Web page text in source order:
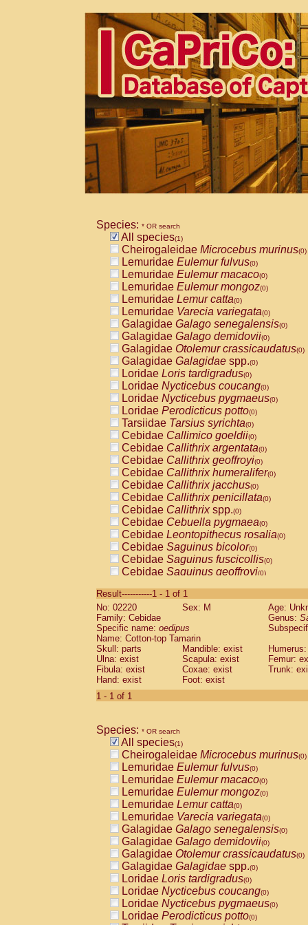
Species: * OR search
All species(1)
Cheirogaleidae Microcebus murinus(0)
Lemuridae Eulemur fulvus(0)
Lemuridae Eulemur macaco(0)
Lemuridae Eulemur mongoz(0)
Lemuridae Lemur catta(0)
Lemuridae Varecia variegata(0)
Galagidae Galago senegalensis(0)
Galagidae Galago demidovii(0)
Galagidae Otolemur crassicaudatus(0)
Galagidae Galagidae spp.(0)
Loridae Loris tardigradus(0)
Loridae Nycticebus coucang(0)
Loridae Nycticebus pygmaeus(0)
Loridae Perodicticus potto(0)
Tarsiidae Tarsius syrichta(0)
Cebidae Callimico goeldii(0)
Cebidae Callithrix argentata(0)
Cebidae Callithrix geoffroyi(0)
Cebidae Callithrix humeralifer(0)
Cebidae Callithrix jacchus(0)
Cebidae Callithrix penicillata(0)
Cebidae Callithrixspp.(0)
Cebidae Cebuella pygmaea(0)
Cebidae Leontopithecus rosalia(0)
Cebidae Saguinus bicolor(0)
Cebidae Saguinus fuscicollis(0)
Cebidae Saguinus geoffroyi(0)
CebidaeSaguinus labiatus(0)
Cebidae Saguinus leucopus (0)
Cebidae
CebidaeSaguinus mystax
Cebidae Saguinus nigricollis (0)
Cebidae Saguinus oedipus
Cebidae Saguinus weddelli
Cebidae Saguinusspp.
Cebidae
CebidaeCebus capucinus
CebidaeCebus nigrivittatus
CebidaeCebus spp.(0)
CebidaeSaimiri boliviensis(0)
CebidaeSaimiri sciureus(0)
AtelidaeAlouatta caraya(0)
AtelidaeAlouatta fusca(0)
AtelidaeAlouatta seniculus(0)
AtelidaeAlouattaspp.(0)
AtelidaeAteles belzebuth(0)
AtelidaeAteles geoffroyi(0)
AtelidaeAteles paniscus(0)
AtelidaeAtelesspp.(0)
AtelidaeLagothrix lagothricha(0)
AtelidaeLagothrix lagothricha cana
PitheciidaeCacajao calvus
Result-----------1 - 1 of 1
No: 02220
Sex: M
Age:
Family: Cebidae
Genus:
Specific name: oedipus
Name: Cotton-top Tamarin
Skull: parts
Mandible: exist
Ulna: exist
Scapula: exist
Femur:
Fibula: exist
Coxae: exist
Trunk:
Hand: exist
Foot: exist
1 - 1 of 1
Species: * OR search
All species(1)
Cheirogaleidae Microcebus murinus(0)
Lemuridae Eulemur fulvus(0)
Lemuridae Eulemur macaco(0)
Lemuridae Eulemur mongoz(0)
Lemuridae Lemur catta(0)
Lemuridae Varecia variegata(0)
Galagidae Galago senegalensis(0)
Galagidae Galago demidovii(0)
Galagidae Otolemur crassicaudatus(0)
Galagidae Galagidae spp.(0)
Loridae Loris tardigradus(0)
Loridae Nycticebus coucang(0)
Loridae Nycticebus pygmaeus(0)
Loridae Perodicticus potto(0)